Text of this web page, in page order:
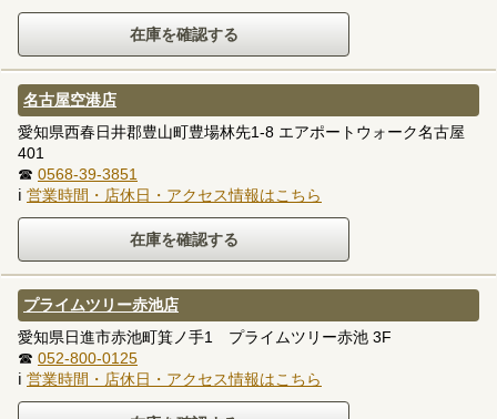
名古屋空港店
愛知県西春日井郡豊山町豊場林先1-8 エアポートウォーク名古屋
401
☎ 0568-39-3851
ℹ 営業時間・店休日・アクセス情報はこちら
プライムツリー赤池店
愛知県日進市赤池町箕ノ手1 プライムツリー赤池 3F
☎ 052-800-0125
ℹ 営業時間・店休日・アクセス情報はこちら